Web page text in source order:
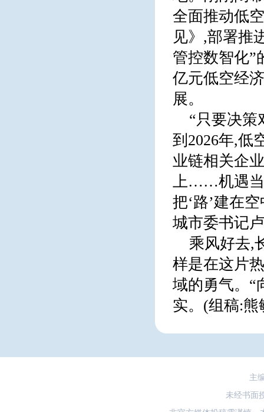
全面推动低
见》,部署推
管控数智化”
亿元低空经
展。
“只要决策
到2026年,低
业链相关企
上……机遇当
把‘路’建在
城市委书记
乘风好去,
样是在这片
域的勇气。“
实。(组稿:
主
未经书面